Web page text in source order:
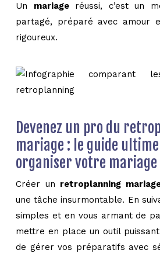
Un mariage réussi, c’est un
partagé, préparé avec amour
rigoureux.
Devenez un pro du
mariage : le guide
organiser votre mariage
Créer un retroplanning
une tâche insurmontable. En
simples et en vous armant de
mettre en place un outil
de gérer vos préparatifs avec